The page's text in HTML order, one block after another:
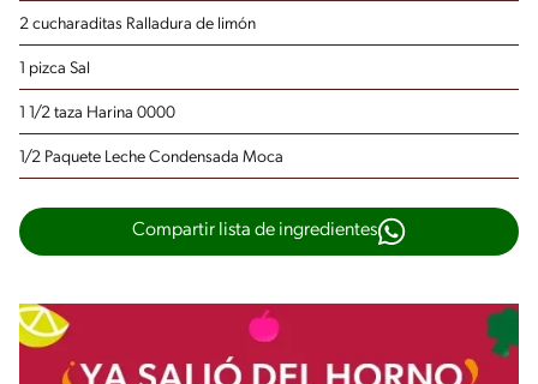
2 cucharaditas Ralladura de limón
1 pizca Sal
1 1/2 taza Harina 0000
1/2 Paquete Leche Condensada Moca
Compartir lista de ingredientes